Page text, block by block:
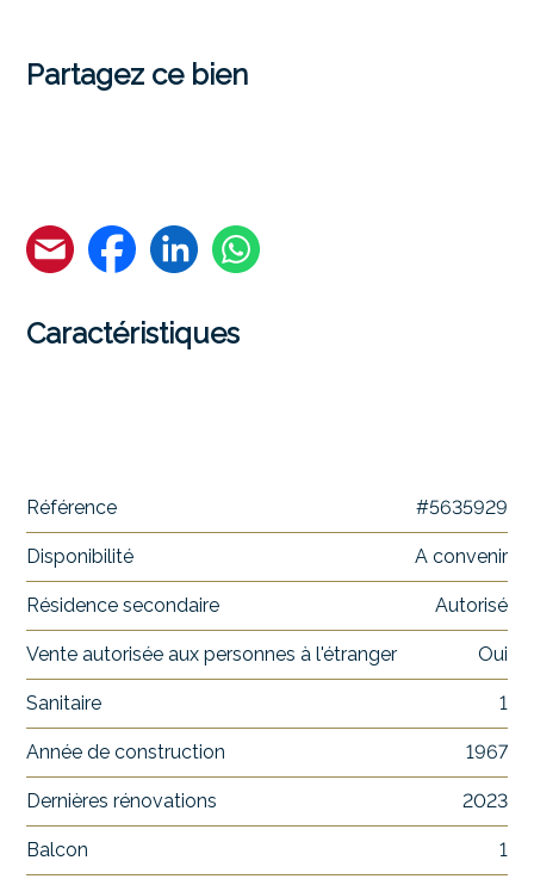
Partagez ce bien
Caractéristiques
Référence #5635929
Disponibilité A convenir
Résidence secondaire Autorisé
Vente autorisée aux personnes à l'étranger Oui
Sanitaire 1
Année de construction 1967
Dernières rénovations 2023
Balcon 1